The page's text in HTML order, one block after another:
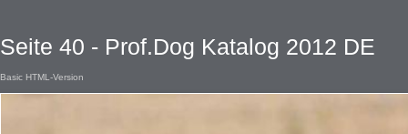
Seite 40 - Prof.Dog Katalog 2012 DE
Basic HTML-Version